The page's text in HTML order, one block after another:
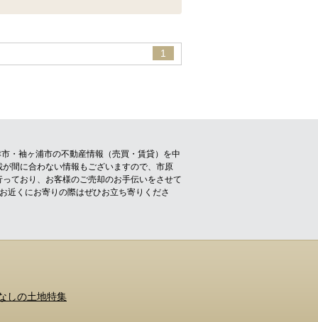
1
・袖ヶ浦市の不動産情報（売買・賃貸）を中
間に合わない情報もございますので、市原
ており、お客様のご売却のお手伝いをさせて
近くにお寄りの際はぜひお立ち寄りくださ
しの土地特集